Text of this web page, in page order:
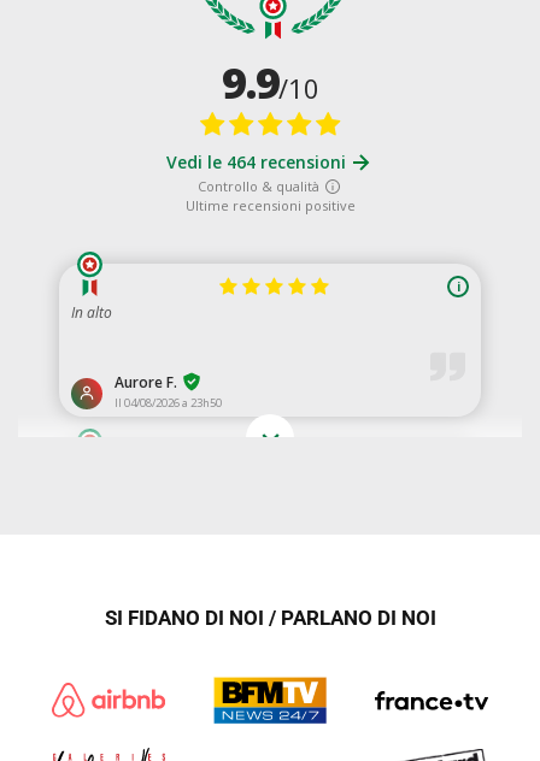
SI FIDANO DI NOI / PARLANO DI NOI